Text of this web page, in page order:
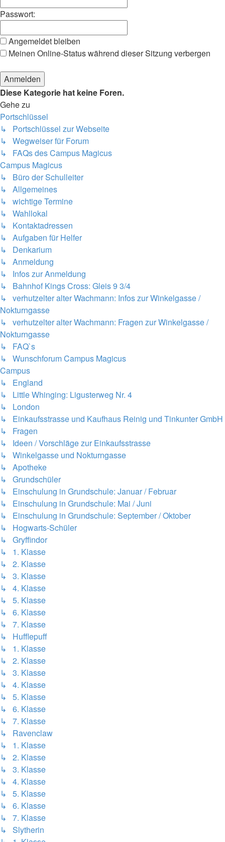
Passwort:
Angemeldet bleiben
Meinen Online-Status während dieser Sitzung verbergen
Diese Kategorie hat keine Foren.
Gehe zu
Portschlüssel
↳ Portschlüssel zur Webseite
↳ Wegweiser für Forum
↳ FAQs des Campus Magicus
Campus Magicus
↳ Büro der Schulleiter
↳ Allgemeines
↳ wichtige Termine
↳ Wahllokal
↳ Kontaktadressen
↳ Aufgaben für Helfer
↳ Denkarium
↳ Anmeldung
↳ Infos zur Anmeldung
↳ Bahnhof Kings Cross: Gleis 9 3/4
↳ verhutzelter alter Wachmann: Infos zur Winkelgasse /
Nokturngasse
↳ verhutzelter alter Wachmann: Fragen zur Winkelgasse /
Nokturngasse
↳ FAQ`s
↳ Wunschforum Campus Magicus
Campus
↳ England
↳ Little Whinging: Ligusterweg Nr. 4
↳ London
↳ Einkaufsstrasse und Kaufhaus Reinig und Tinkunter GmbH
↳ Fragen
↳ Ideen / Vorschläge zur Einkaufsstrasse
↳ Winkelgasse und Nokturngasse
↳ Apotheke
↳ Grundschüler
↳ Einschulung in Grundschule: Januar / Februar
↳ Einschulung in Grundschule: Mai / Juni
↳ Einschulung in Grundschule: September / Oktober
↳ Hogwarts-Schüler
↳ Gryffindor
↳ 1. Klasse
↳ 2. Klasse
↳ 3. Klasse
↳ 4. Klasse
↳ 5. Klasse
↳ 6. Klasse
↳ 7. Klasse
↳ Hufflepuff
↳ 1. Klasse
↳ 2. Klasse
↳ 3. Klasse
↳ 4. Klasse
↳ 5. Klasse
↳ 6. Klasse
↳ 7. Klasse
↳ Ravenclaw
↳ 1. Klasse
↳ 2. Klasse
↳ 3. Klasse
↳ 4. Klasse
↳ 5. Klasse
↳ 6. Klasse
↳ 7. Klasse
↳ Slytherin